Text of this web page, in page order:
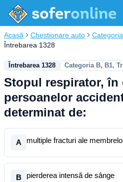
Acasă Chestionare auto
Întrebarea 1328
Întrebarea 1328 Categoria B, B1, Tr
Stopul respirator, în
persoanelor
determinat de:
A multiple fracturi ale
B pierderea intensă de sânge